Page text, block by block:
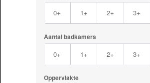
0+ 1+ 2+ 3+
Aantal badkamers
0+ 1+ 2+ 3+
Oppervlakte